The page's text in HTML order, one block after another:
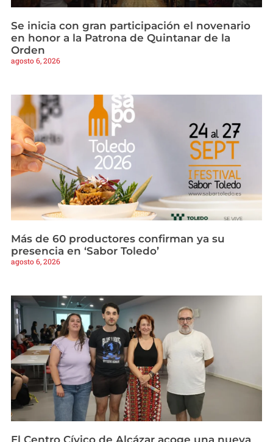
Se inicia con gran participación el novenario
en honor a la Patrona de Quintanar de la
Orden
agosto 6, 2026
Más de 60 productores confirman ya su
presencia en ‘Sabor Toledo’
agosto 6, 2026
El Centro Cívico de Alcázar acoge una nueva